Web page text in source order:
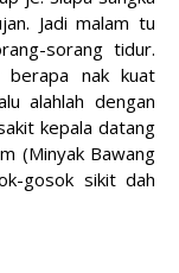
Jadi malam tu
sorang tidur.
nak kuat
alahlah dengan
kepala datang
(Minyak Bawang
gosok sikit dah